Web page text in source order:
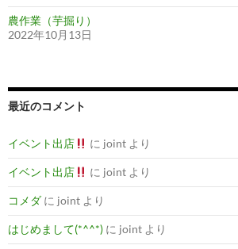
農作業（芋掘り）
2022年10月13日
最近のコメント
イベント出店 に jointより
イベント出店 に jointより
コメダ に joint より
はじめまして(*^^*) に joint より